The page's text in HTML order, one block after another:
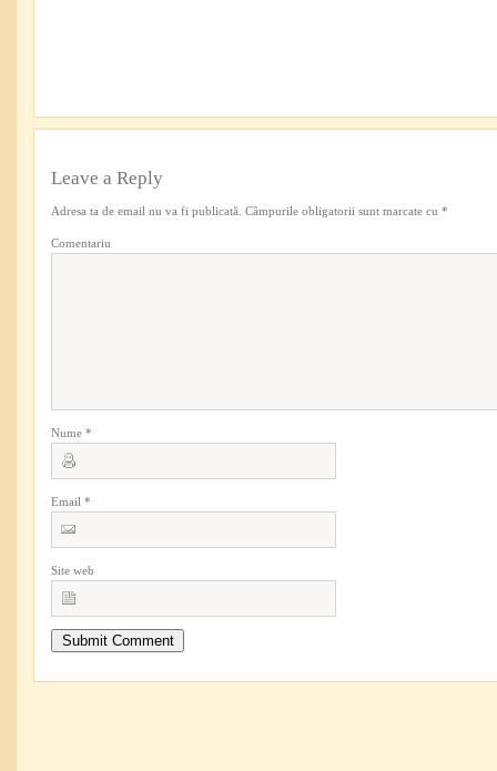
Leave a Reply
Adresa ta de email nu va fi publicată. Câmpurile obligatorii sunt marcate cu *
Comentariu
Nume *
Email *
Site web